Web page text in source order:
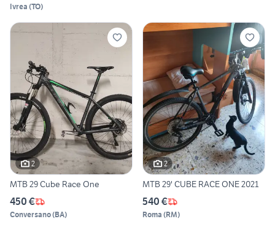
Ivrea (TO)
2
MTB 29 Cube Race One
450 €
Conversano(BA)
2
MTB 29' CUBE RACE ONE 2021
540 €
Roma (RM)